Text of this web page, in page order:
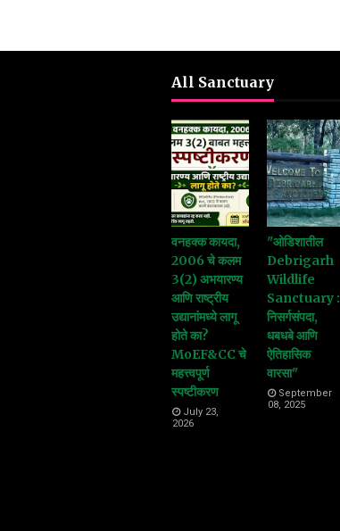
All Sanctuary
वनहक्क कायदा,
2006 चे कलम
3(2) अभयारण्य
आणि राष्ट्रीय
उद्यानांमध्ये लागू
होते का?
MoEF&CC चे
महत्त्वपूर्ण
स्पष्टीकरण
July 23,
2026
"ओडिशातील
Debrigarh
Wildlife
Sanctuary :
निसर्गसंपदा,
धबधबे आणि
ऐतिहासिक
वारसा"
September
08, 2025